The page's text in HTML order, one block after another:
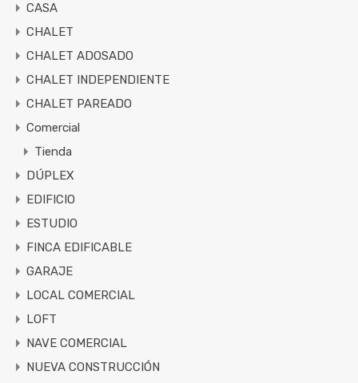
CASA
CHALET
CHALET ADOSADO
CHALET INDEPENDIENTE
CHALET PAREADO
Comercial
Tienda
DÚPLEX
EDIFICIO
ESTUDIO
FINCA EDIFICABLE
GARAJE
LOCAL COMERCIAL
LOFT
NAVE COMERCIAL
NUEVA CONSTRUCCIÓN